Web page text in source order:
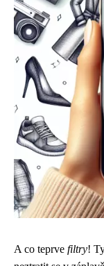
A co teprve filtry!